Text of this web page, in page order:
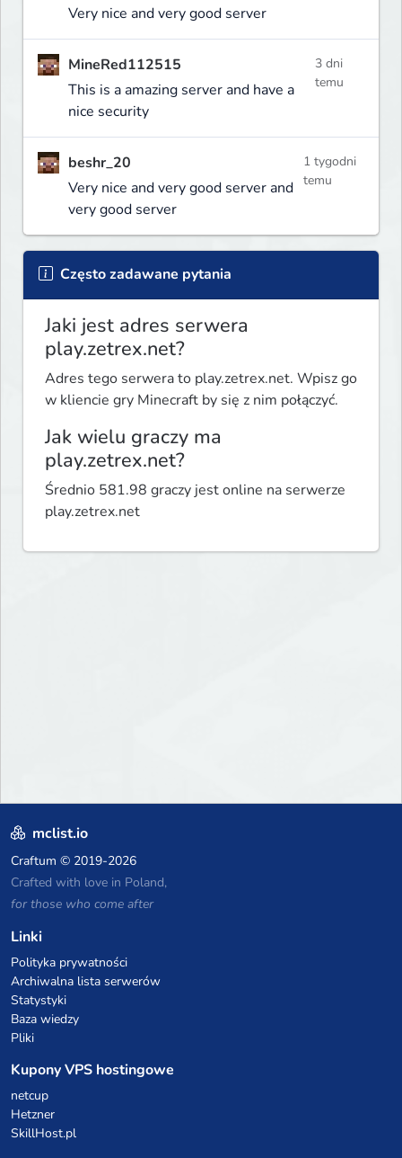
Very nice and very good server
MineRed112515
This is a amazing server and have a
nice security
3 dni
temu
beshr_20
Very nice and very good server and
very good server
1 tygodni
temu
Często zadawane pytania
Jaki jest adres serwera
play.zetrex.net?
Adres tego serwera to play.zetrex.net. Wpisz go
w kliencie gry Minecraft by się z nim połączyć.
Jak wielu graczy ma
play.zetrex.net?
Średnio 581.98 graczy jest online na serwerze
play.zetrex.net
mclist.io
Craftum © 2019-2026
Crafted with love in Poland,
for those who come after
Linki
Polityka prywatności
Archiwalna lista serwerów
Statystyki
Baza wiedzy
Pliki
Kupony VPS hostingowe
netcup
Hetzner
SkillHost.pl